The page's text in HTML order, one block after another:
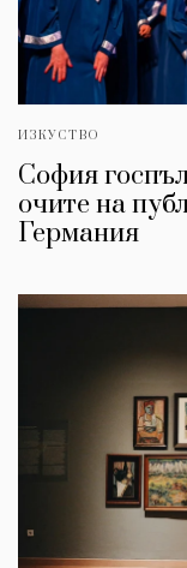
ИЗКУСТВО
София
очите на
Германия